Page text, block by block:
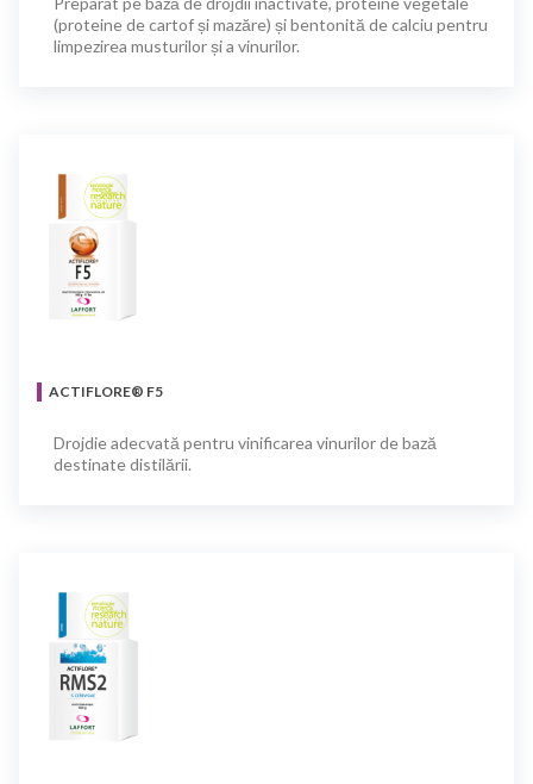
(proteine de cartof și mazăre) și bentonită de calciu pentru
limpezirea musturilor și a vinurilor.
ACTIFLORE® F5
Drojdie adecvată pentru vinificarea vinurilor de bază
destinate distilării.